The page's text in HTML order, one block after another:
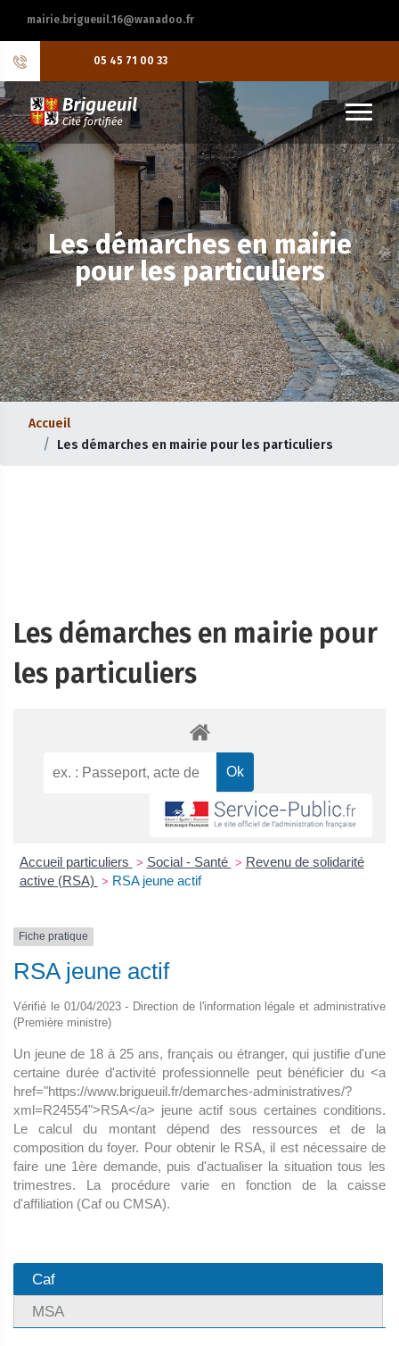
mairie.brigueuil.16@wanadoo.fr
05 45 71 00 33
Les démarches en mairie
pour les particuliers
Accueil
Les démarches en mairie pour les particuliers
Les démarches en mairie pour
les particuliers
Accueil particuliers > Social - Santé > Revenu de solidarité
active (RSA) > RSA jeune actif
Fiche pratique
RSA jeune actif
Vérifié le 01/04/2023 - Direction de l'information légale et administrative
(Première ministre)
Un jeune de 18 à 25 ans, français ou étranger, qui justifie d'une
certaine durée d'activité professionnelle peut bénéficier du <a
href="https://www.brigueuil.fr/demarches-administratives/?
xml=R24554">RSA</a> jeune actif sous certaines conditions.
Le calcul du montant dépend des ressources et de la
composition du foyer. Pour obtenir le RSA, il est nécessaire de
faire une 1ère demande, puis d'actualiser la situation tous les
trimestres. La procédure varie en fonction de la caisse
d'affiliation (Caf ou CMSA).
Caf
MSA